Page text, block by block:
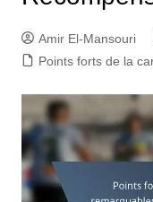
Amir El-Mansouri
Points forts de la